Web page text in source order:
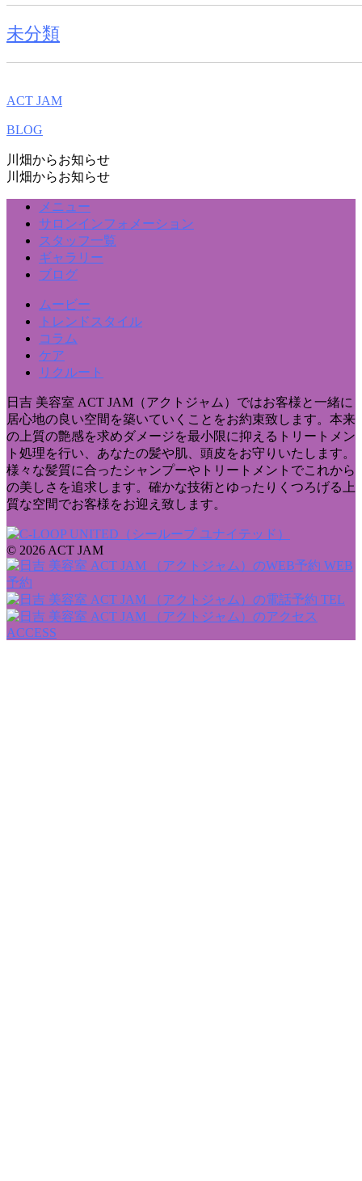
未分類
ACT JAM
BLOG
川畑からお知らせ
川畑からお知らせ
メニュー
サロンインフォメーション
スタッフ一覧
ギャラリー
ブログ
ムービー
トレンドスタイル
コラム
ケア
リクルート
日吉 美容室 ACT JAM（アクトジャム）ではお客様と一緒に
居心地の良い空間を築いていくことをお約束致します。本来
の上質の艶感を求めダメージを最小限に抑えるトリートメン
ト処理を行い、あなたの髪や肌、頭皮をお守りいたします。
様々な髪質に合ったシャンプーやトリートメントでこれから
の美しさを追求します。確かな技術とゆったりくつろげる上
質な空間でお客様をお迎え致します。
© 2026 ACT JAM
WEB
予約
TEL
ACCESS